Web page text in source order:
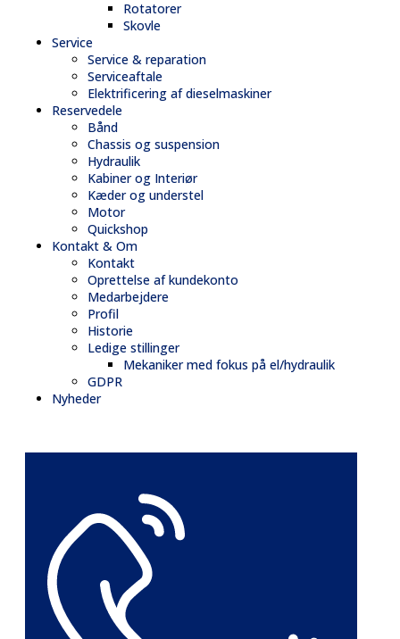
Rotatorer
Skovle
Service
Service & reparation
Serviceaftale
Elektrificering af dieselmaskiner
Reservedele
Bånd
Chassis og suspension
Hydraulik
Kabiner og Interiør
Kæder og understel
Motor
Quickshop
Kontakt & Om
Kontakt
Oprettelse af kundekonto
Medarbejdere
Profil
Historie
Ledige stillinger
Mekaniker med fokus på el/hydraulik
GDPR
Nyheder